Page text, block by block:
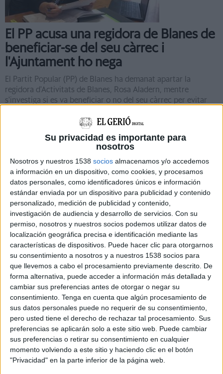
Su privacidad es importante para
nosotros
Nosotros y nuestros 1538 socios almacenamos y/o accedemos
a información en un dispositivo, como cookies, y procesamos
datos personales, como identificadores únicos e información
estándar enviada por un dispositivo para publicidad y contenido
personalizado, medición de publicidad y contenido,
investigación de audiencia y desarrollo de servicios. Con su
permiso, nosotros y nuestros socios podemos utilizar datos de
localización geográfica precisa e identificación mediante las
características de dispositivos. Puede hacer clic para otorgarnos
su consentimiento a nosotros y a nuestros 1538 socios para
que llevemos a cabo el procesamiento previamente descrito. De
forma alternativa, puede acceder a información más detallada y
cambiar sus preferencias antes de otorgar o negar su
consentimiento. Tenga en cuenta que algún procesamiento de
sus datos personales puede no requerir de su consentimiento,
pero usted tiene el derecho de rechazar tal procesamiento. Sus
preferencias se aplicarán solo a este sitio web. Puede cambiar
sus preferencias o retirar su consentimiento en cualquier
momento volviendo a este sitio y haciendo clic en el botón
"Privacidad" en la parte inferior de la página web.
El PP acusa una regidora de Blanes de
beneficiar-se del seu càrrec i
l'Ajuntament ho nega
El Partit Popular (PP) de Blanes ha demanat apartar la
regidora d'Activitats de Blanes, Rosa Aladern, mentre
s'investiga si es va beneficiar o no del seu càrrec per evitar
Notícia
El PSC de Blanes tanca un acord amb
Junts i Rosa Aladern per governar
conjuntament
El PSC, Junts i Rosa Aladern (Grup Blanes) han tancat un
acord de govern per a l'Ajuntament de Blanes (Selva) aquest
dijous al vespre. El socialista Jordi Hernández va guanyar les
eleccions ...